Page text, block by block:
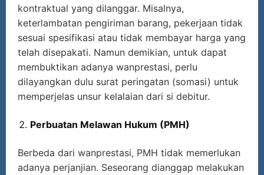
kontraktual yang dilanggar. Misalnya,
keterlambatan pengiriman barang, pekerjaan tidak
sesuai spesifikasi atau tidak membayar harga yang
telah disepakati. Namun demikian, untuk dapat
membuktikan adanya wanprestasi, perlu
dilayangkan dulu surat peringatan (somasi) untuk
memperjelas unsur kelalaian dari si debitur.
Perbuatan Melawan Hukum (PMH)
Berbeda dari wanprestasi, PMH tidak memerlukan
adanya perjanjian. Seseorang dianggap melakukan